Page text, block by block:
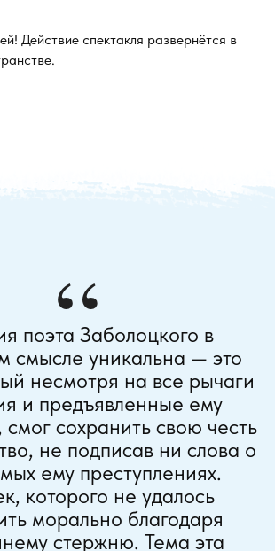
Действие спектакля развернётся в
“
поэта Заболоцкого в
смысле уникальна — это
несмотря на все рычаги
и предъявленные ему
сохранить свою честь
, не подписав ни слова о
ему преступлениях.
которого не удалось
морально благодаря
стержню. Тема эта